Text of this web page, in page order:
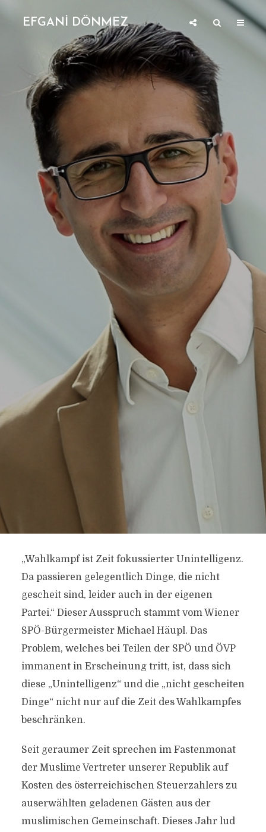
EFGANİ DÖNMEZ
„Wahlkampf ist Zeit fokussierter Unintelligenz.
Da passieren gelegentlich Dinge, die nicht
gescheit sind, leider auch in der eigenen
Partei.“ Dieser Ausspruch stammt vom Wiener
SPÖ-Bürgermeister Michael Häupl. Das
Problem, welches bei Teilen der SPÖ und ÖVP
immanent in Erscheinung tritt, ist, dass sich
diese „Unintelligenz“ und die „nicht gescheiten
Dinge“ nicht nur auf die Zeit des Wahlkampfes
beschränken.
Seit geraumer Zeit sprechen im Fastenmonat
der Muslime Vertreter unserer Republik auf
Kosten des österreichischen Steuerzahlers zu
auserwählten geladenen Gästen aus der
muslimischen Gemeinschaft. Dieses Jahr lud